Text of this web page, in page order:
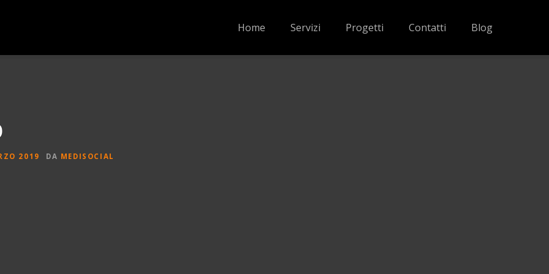
Home Servizi Progetti Contatti Blog
2019 DA MEDISOCIAL